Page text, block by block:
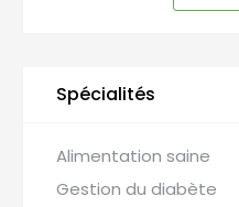
Spécialités
Alimentation saine
Gestion du diabète